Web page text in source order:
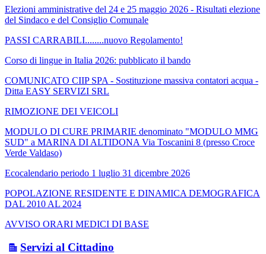
Elezioni amministrative del 24 e 25 maggio 2026 - Risultati elezione
del Sindaco e del Consiglio Comunale
PASSI CARRABILI........nuovo Regolamento!
Corso di lingue in Italia 2026: pubblicato il bando
COMUNICATO CIIP SPA - Sostituzione massiva contatori acqua -
Ditta EASY SERVIZI SRL
RIMOZIONE DEI VEICOLI
MODULO DI CURE PRIMARIE denominato "MODULO MMG
SUD" a MARINA DI ALTIDONA Via Toscanini 8 (presso Croce
Verde Valdaso)
Ecocalendario periodo 1 luglio 31 dicembre 2026
POPOLAZIONE RESIDENTE E DINAMICA DEMOGRAFICA
DAL 2010 AL 2024
AVVISO ORARI MEDICI DI BASE
Servizi al Cittadino